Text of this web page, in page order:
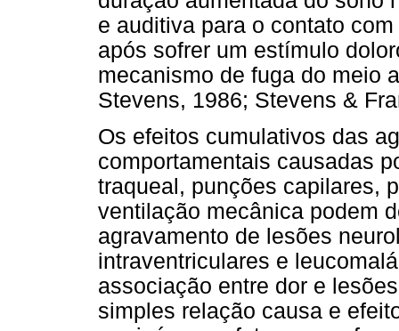
e auditiva para o contato
após sofrer um estímulo
mecanismo de fuga do meio
Stevens, 1986; Stevens &
Os efeitos cumulativos das
comportamentais causadas
traqueal, punções capilares,
ventilação mecânica podem
agravamento de lesões
intraventriculares e
associação entre dor e
simples relação causa e